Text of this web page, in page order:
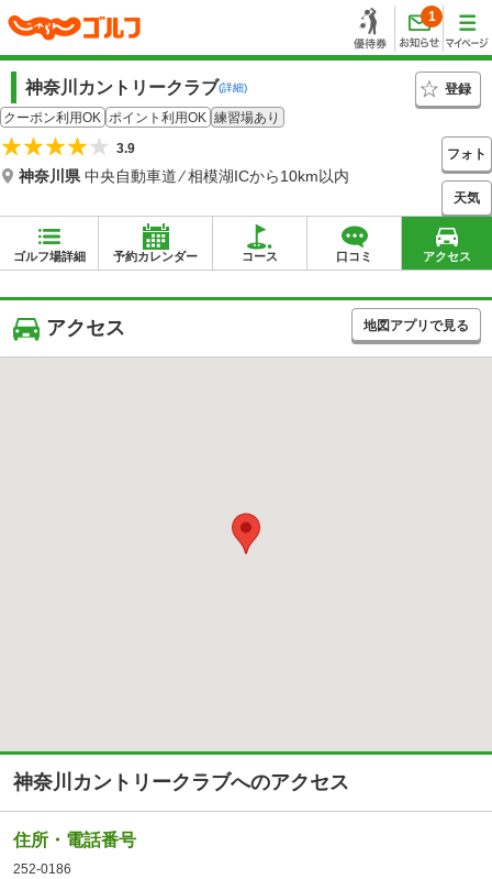
1
神奈川カントリークラブ(詳細)
登録
クーポン利用OK ポイント利用OK 練習場あり
3.9
神奈川県 中央自動車道 ⁄ 相模湖ICから10km以内
フォト
天気
ゴルフ場詳細 予約カレンダー コース 口コミ アクセス
アクセス 地図アプリで見る
神奈川カントリークラブへのアクセス
住所・電話番号
252-0186